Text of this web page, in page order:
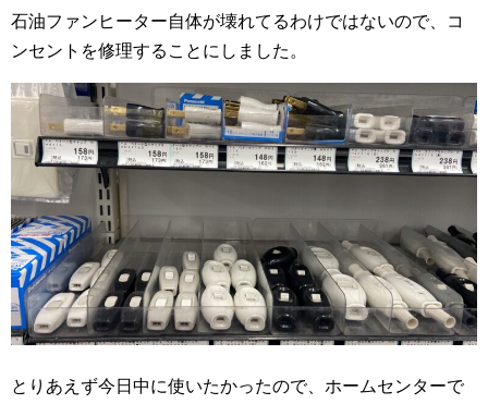
石油ファンヒーター自体が壊れてるわけではないので、コ
ンセントを修理することにしました。
とりあえず今日中に使いたかったので、ホームセンターで